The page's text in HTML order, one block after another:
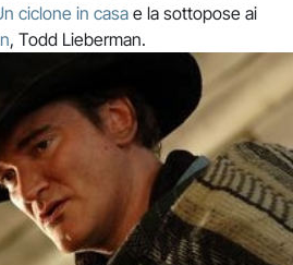
ciclone in casa e la sottopose ai
, Todd Lieberman.